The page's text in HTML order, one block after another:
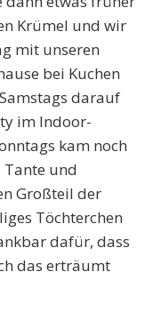
Krümel und wir
mit unseren
bei Kuchen
darauf
im Indoor-
kam noch
und
Großteil der
Töchterchen
dafür, dass
das erträumt